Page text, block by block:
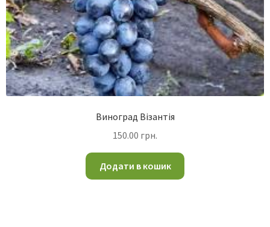
Виноград Візантія
150.00 грн.
Додати в кошик